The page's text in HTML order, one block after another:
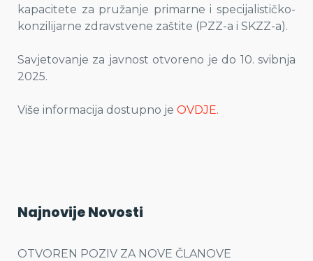
kapacitete za pružanje primarne i specijalističko-
konzilijarne zdravstvene zaštite (PZZ-a i SKZZ-a).
Savjetovanje za javnost otvoreno je do 10. svibnja
2025.
Više informacija dostupno je OVDJE.
Najnovije Novosti
OTVOREN POZIV ZA NOVE ČLANOVE